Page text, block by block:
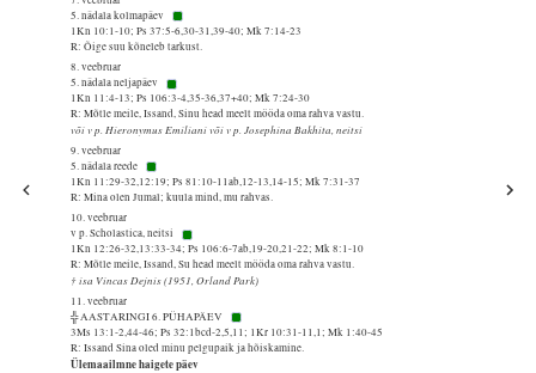
5. nädala kolmapäev
1Kn 10:1-10; Ps 37:5-6,30-31,39-40; Mk 7:14-23
R: Õige suu kõneleb tarkust.
8. veebruar
5. nädala neljapäev
1Kn 11:4-13; Ps 106:3-4,35-36,37+40; Mk 7:24-30
R: Mõtle meile, Issand, Sinu head meelt mööda oma rahva vastu.
või v p. Hieronymus Emiliani või v p. Josephina Bakhita, neitsi
9. veebruar
5. nädala reede
1Kn 11:29-32,12:19; Ps 81:10-11ab,12-13,14-15; Mk 7:31-37
R: Mina olen Jumal; kuula mind, mu rahvas.
10. veebruar
v p. Scholastica, neitsi
1Kn 12:26-32,13:33-34; Ps 106:6-7ab,19-20,21-22; Mk 8:1-10
R: Mõtle meile, Issand, Su head meelt mööda oma rahva vastu.
† isa Vincas Dejnis (1951, Orland Park)
11. veebruar
╬ AASTARINGI 6. PÜHAPÄEV
3Ms 13:1-2,44-46; Ps 32:1bcd-2,5,11; 1Kr 10:31-11,1; Mk 1:40-45
R: Issand Sina oled minu pelgupaik ja hõiskamine.
Ülemaailmne haigete päev